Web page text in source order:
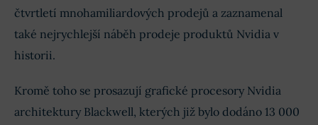
čtvrtletí mnohamiliardových prodejů a zaznamenal
také nejrychlejší náběh prodeje produktů Nvidia v
historii.
Kromě toho se prosazují grafické procesory Nvidia
architektury Blackwell, kterých již bylo dodáno 13 000